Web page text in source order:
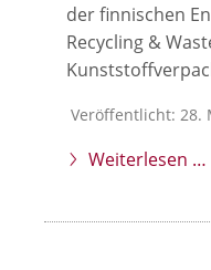
der finnischen
Recycling &
Veröffentlicht: 28.
Weiterlesen …